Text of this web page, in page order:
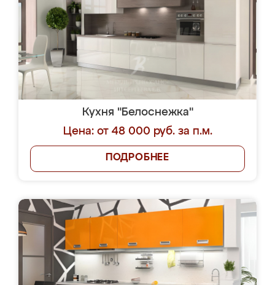
Кухня "Белоснежка"
Цена: от 48 000 руб. за п.м.
ПОДРОБНЕЕ